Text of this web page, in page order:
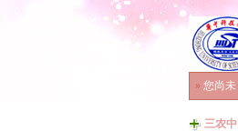
» 您尚
三农